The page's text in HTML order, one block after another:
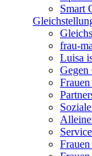
Smart
frau-
Luisa
Gegen